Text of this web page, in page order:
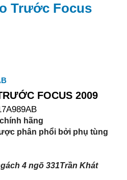
Trước Focus
FOCUS 2009
hãng
phân phổi bởi phụ tùng
4 ngõ 331Trần Khát